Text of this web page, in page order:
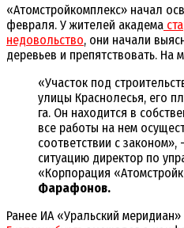
«Атомстройкомплекс» начал
февраля. У жителей академа
недовольство, они начали
деревьев и препятствовать. На
«Участок под
улицы Краснолесья, его
га. Он находится в
все работы на нем
соответствии с
ситуацию директор по
«Корпорация
Фарафонов.
Ранее ИА «Уральский